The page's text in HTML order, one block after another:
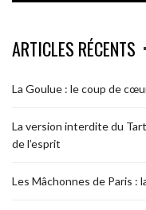
ARTICLES RÉCENTS
La Goulue : le coup de
La version interdite du
de l’esprit
Les Mâchonnes de Paris :